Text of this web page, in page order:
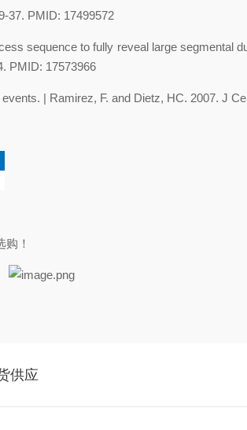
37. PMID: 17499572
sequence to fully reveal large segmental
PMID: 17573966
| Ramirez, F. and Dietz, HC. 2007. J
购！
供应